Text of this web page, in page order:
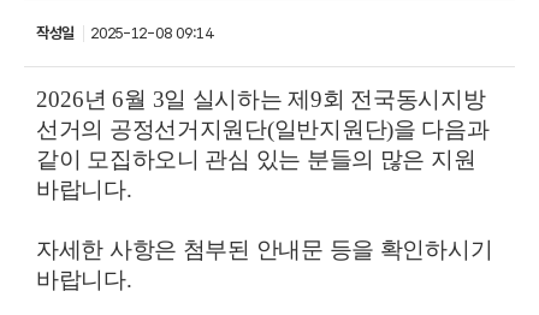
작성일 2025-12-08 09:14
2026년 6월 3일 실시하는 제9회 전국동시지방
선거의 공정선거지원단(일반지원단)을 다음과
같이 모집하오니 관심 있는 분들의 많은 지원
바랍니다.
자세한 사항은 첨부된 안내문 등을 확인하시기
바랍니다.